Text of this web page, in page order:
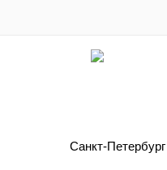
Санкт-Петербург